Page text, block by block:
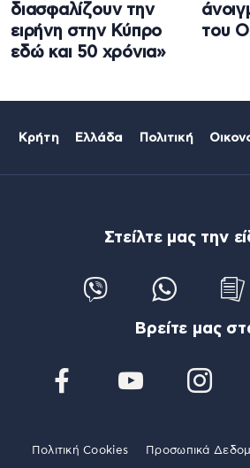
διασφαλίζουν την
ειρήνη στην Κύπρο
εδώ και 50 χρόνια»
του
Κρήτη Ελλάδα Πολιτική
Στείλτε μας την
Βρείτε μας
Πολιτική Cookies Προσωπικά